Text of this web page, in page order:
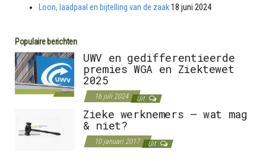
Loon, laadpaal en bijtelling van de zaak18 juni 2024
Populaire berichten
UWV en gedifferentieerde
premies WGA en Ziektewet
2025
16 juli 2024 Uit
Zieke werknemers – wat mag
& niet?
10 januari 2017 Uit